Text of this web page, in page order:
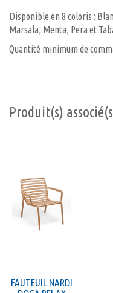
Disponible en 8 coloris :
Marsala, Menta, Pera et
Quantité minimum de
Produit(s)
FAUTEUIL NARDI